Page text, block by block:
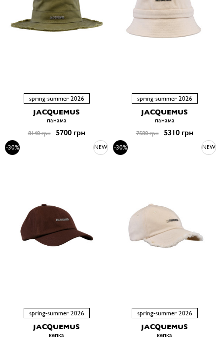
spring-summer 2026
JACQUEMUS
панама
8140 грн 5700 грн
spring-summer 2026
JACQUEMUS
панама
7580 грн 5310 грн
-30% NEW
spring-summer 2026
JACQUEMUS
кепка
-30% NEW
spring-summer 2026
JACQUEMUS
кепка